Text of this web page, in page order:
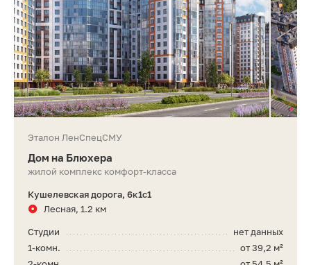
Эталон ЛенСпецСМУ
Дом на Блюхера
жилой комплекс комфорт-класса
Кушелевская дорога, 6к1с1
Лесная, 1.2 км
нет данных
Студии
от 39,2 м²
1-комн.